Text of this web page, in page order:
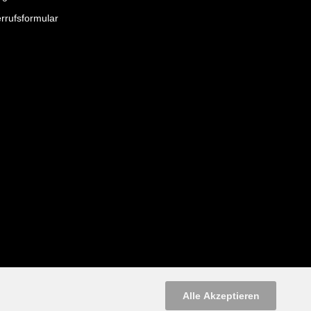
Alle Akzeptieren